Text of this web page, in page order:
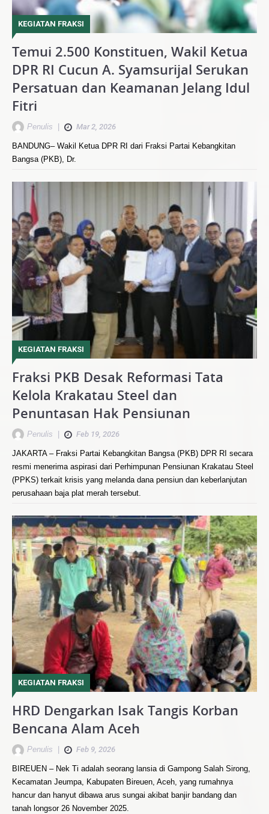
KEGIATAN FRAKSI
Temui 2.500 Konstituen, Wakil Ketua
DPR RI Cucun A. Syamsurijal Serukan
Persatuan dan Keamanan Jelang Idul
Fitri
Penulis Mar 2, 2026
BANDUNG– Wakil Ketua DPR RI dari Fraksi Partai Kebangkitan
Bangsa (PKB), Dr.
KEGIATAN FRAKSI
Fraksi PKB Desak Reformasi Tata
Kelola Krakatau Steel dan
Penuntasan Hak Pensiunan
Penulis | Feb 19, 2026
JAKARTA – Fraksi Partai Kebangkitan Bangsa (PKB) DPR RI secara
resmi menerima aspirasi dari Perhimpunan Pensiunan Krakatau Steel
(PPKS) terkait krisis yang melanda dana pensiun dan keberlanjutan
perusahaan baja plat merah tersebut.
KEGIATAN FRAKSI
HRD Dengarkan Isak Tangis Korban
Bencana Alam Aceh
Penulis Feb 9, 2026
BIREUEN – Nek Ti adalah seorang lansia di Gampong Salah Sirong,
Kecamatan Jeumpa, Kabupaten Bireuen, Aceh, yang rumahnya
hancur dan hanyut dibawa arus sungai akibat banjir bandang dan
tanah longsor 26 November 2025.